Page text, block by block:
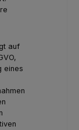
auf
eines